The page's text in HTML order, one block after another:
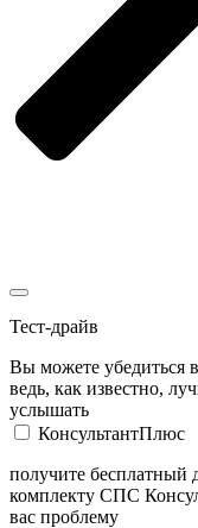
Тест-драйв
Вы можете убедиться
ведь, как известно,
услышать
КонсультантПлюс
получите бесплатный
комплекту СПС
вас проблему